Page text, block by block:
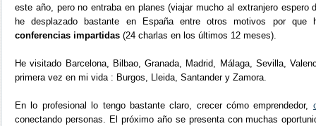
este año, pero no entraba en planes (viajar mucho al extranjero espero
he desplazado bastante en España entre otros motivos por
conferencias impartidas (24 charlas en los últimos 12 meses).
He visitado Barcelona, Bilbao, Granada, Madrid, Málaga, Sevilla,
primera vez en mi vida : Burgos, Lleida, Santander y Zamora.
En lo profesional lo tengo bastante claro, crecer cómo emprendedor,
conectando personas. El próximo año se presenta con muchas